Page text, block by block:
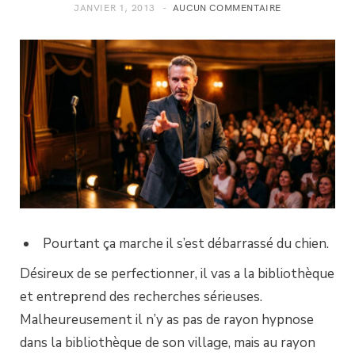
JANVIER 1, 2013 AUCUN COMMENTAIRE
Pourtant ça marche il s’est débarrassé du chien.
Désireux de se perfectionner, il vas a la bibliothèque
et entreprend des recherches sérieuses.
Malheureusement il n’y as pas de rayon hypnose
dans la bibliothèque de son village, mais au rayon